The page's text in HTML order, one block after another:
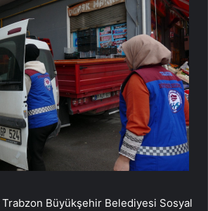
Trabzon Büyükşehir Belediyesi Sosyal